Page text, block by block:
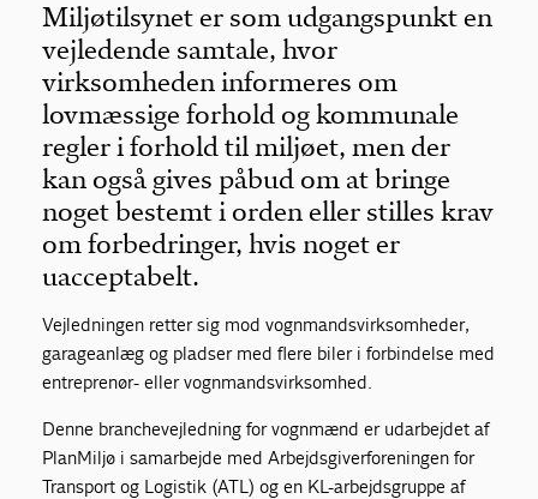
Miljøtilsynet er som udgangspunkt en
vejledende samtale, hvor
virksomheden informeres om
lovmæssige forhold og kommunale
regler i forhold til miljøet, men der
kan også gives påbud om at bringe
noget bestemt i orden eller stilles krav
om forbedringer, hvis noget er
uacceptabelt.
Vejledningen retter sig mod vognmandsvirksomheder,
garageanlæg og pladser med flere biler i forbindelse med
entreprenør- eller vognmandsvirksomhed.
Denne branchevejledning for vognmænd er udarbejdet af
PlanMiljø i samarbejde med Arbejdsgiverforeningen for
Transport og Logistik (ATL) og en KL-arbejdsgruppe af